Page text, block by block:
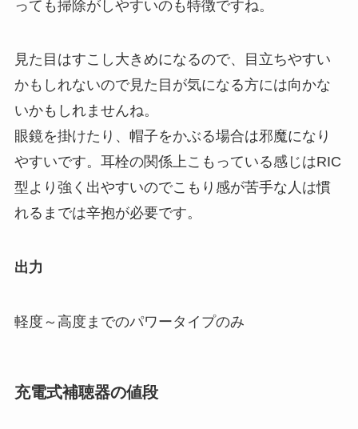
っても掃除がしやすいのも特徴ですね。
見た目はすこし大きめになるので、目立ちやすい
かもしれないので見た目が気になる方には向かな
いかもしれませんね。
眼鏡を掛けたり、帽子をかぶる場合は邪魔になり
やすいです。耳栓の関係上こもっている感じはRIC
型より強く出やすいのでこもり感が苦手な人は慣
れるまでは辛抱が必要です。
出力
軽度～高度までのパワータイプのみ
充電式補聴器の値段